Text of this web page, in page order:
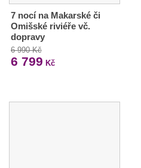
7 nocí na Makarské či
Omišské riviéře vč.
dopravy
6 990 Kč
6 799 Kč